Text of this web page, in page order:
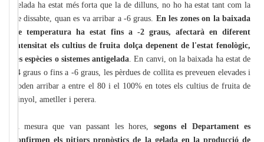
gelada ha estat més forta que la de dilluns, no ho ha estat tant com la
de dissabte, quan es va arribar a -6 graus. En les zones on la baixada
de temperatura ha estat fins a -2 graus, afectarà en diferent
intensitat els cultius de fruita dolça depenent de l'estat fenològic,
les espècies o sistemes antigelada. En canvi, on la baixada ha estat de
-4 graus o fins a -6 graus, les pèrdues de collita es preveuen elevades i
poden arribar a entre el 80 i el 100% en totes els cultius de fruita de
pinyol, ametller i perera.
A mesura que van passant les hores, segons el Departament es
confirmen els pitjors pronòstics de la gelada en la producció de